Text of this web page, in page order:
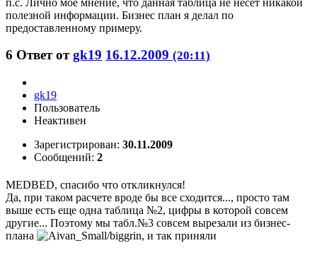
полезной информации. Бизнес план я делал по
предоставленному примеру.
6 Ответ отgk19 16.12.2009 (20:11)
gk19
Пользователь
Неактивен
Зарегистрирован: 30.11.2009
Сообщений: 2
MEDBED, спасибо что откликнулся!
Да, при таком расчете вроде бы все сходится..., просто там
выше есть еще одна таблица №2, цифры в которой совсем
другие... Поэтому мы табл.№3 совсем вырезали из бизнес-
плана
, и так приняли